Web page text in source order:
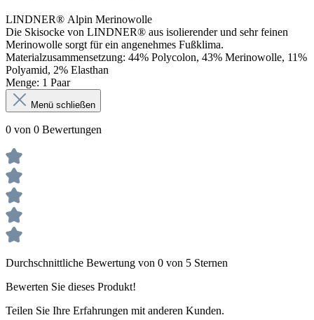
LINDNER® Alpin Merinowolle
Die Skisocke von LINDNER® aus isolierender und sehr feinen
Merinowolle sorgt für ein angenehmes Fußklima.
Materialzusammensetzung: 44% Polycolon, 43% Merinowolle, 11%
Polyamid, 2% Elasthan
Menge: 1 Paar
Menü schließen
0 von 0 Bewertungen
Durchschnittliche Bewertung von 0 von 5 Sternen
Bewerten Sie dieses Produkt!
Teilen Sie Ihre Erfahrungen mit anderen Kunden.